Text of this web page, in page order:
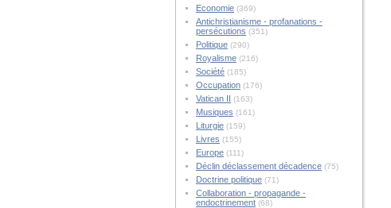
Economie(369)
Antichristianisme - profanations -
persécutions (351)
Politique(290)
Royalisme(216)
Société(185)
Occupation(176)
Vatican II (163)
Musiques (161)
Liturgie(159)
Livres (155)
Europe(111)
Déclin déclassement décadence(75)
Doctrine politique(71)
Collaboration - propagande -
endoctrinement(68)